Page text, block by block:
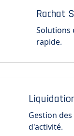
Rachat
Solutions
rapide.
Gestion
d'activité.